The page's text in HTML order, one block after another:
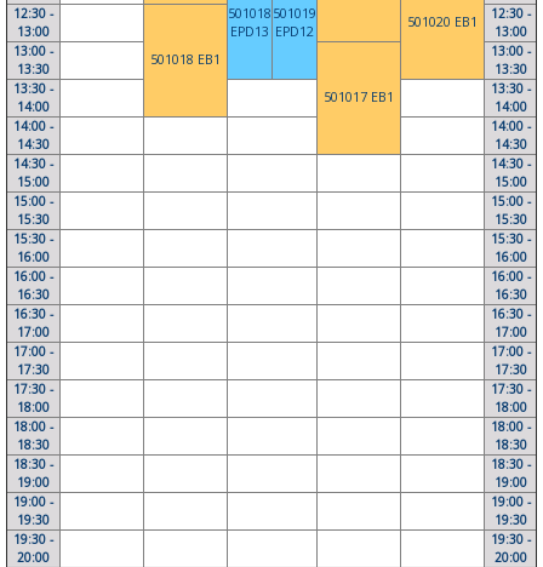
501018
EPD13
501019
EPD12
501020 EB1
12:30 -
13:00
501018 EB1
12:30 -
13:00
13:00 -
13:30
501017 EB1
13:00 -
13:30
13:30 -
14:00
13:30 -
14:00
14:00 -
14:30
14:00 -
14:30
14:30 -
15:00
14:30 -
15:00
15:00 -
15:30
15:00 -
15:30
15:30 -
16:00
15:30 -
16:00
16:00 -
16:30
16:00 -
16:30
16:30 -
17:00
16:30 -
17:00
17:00 -
17:30
17:00 -
17:30
17:30 -
18:00
17:30 -
18:00
18:00 -
18:30
18:00 -
18:30
18:30 -
19:00
18:30 -
19:00
19:00 -
19:30
19:00 -
19:30
19:30 -
20:00
19:30 -
20:00